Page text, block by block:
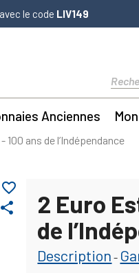
le code LIV149
Anciennes
100 ans de l’Indépendance
share
favorite_border
2 Euro
de
Description -